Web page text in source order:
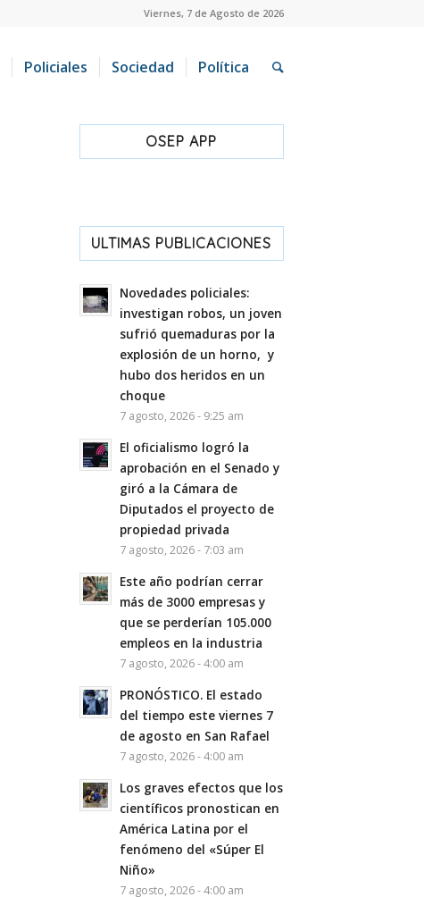
Viernes, 7 de Agosto de 2026
Policiales Sociedad Política
OSEP APP
ULTIMAS PUBLICACIONES
Novedades policiales:
investigan robos, un joven
sufrió quemaduras por la
explosión de un horno, y
hubo dos heridos en un
choque
7 agosto, 2026 - 9:25 am
El oficialismo logró la
aprobación en el Senado y
giró a la Cámara de
Diputados el proyecto de
propiedad privada
7 agosto, 2026 - 7:03 am
Este año podrían cerrar
más de 3000 empresas y
que se perderían 105.000
empleos en la industria
7 agosto, 2026 - 4:00 am
PRONÓSTICO. El estado
del tiempo este viernes 7
de agosto en San Rafael
7 agosto, 2026 - 4:00 am
Los graves efectos que los
científicos pronostican en
América Latina por el
fenómeno del «Súper El
Niño»
7 agosto, 2026 - 4:00 am